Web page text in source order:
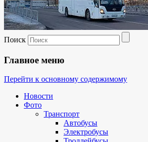
Поиск
Главное меню
Перейти к основному содержимому
Новости
Фото
Транспорт
Автобусы
Электробусы